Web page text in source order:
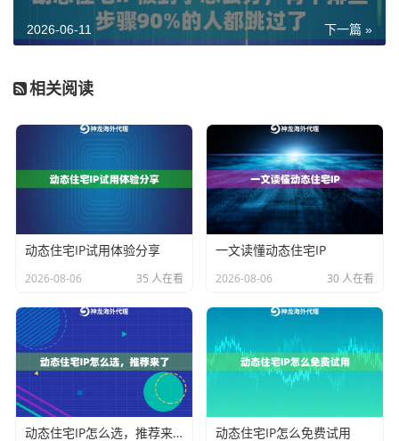
分钟到120分钟之间自定义会话时长。这个“会话时长”就
是控制IP使用频率的核心杠杆。设定得当时，IP的更换会
下面，我们结合具体业务，来看看如何应用这个杠杆。
场景一：数据采集与市场调研
对于持续抓取公开数据（如商品价格、社交媒体趋势）
的业务，关键在于模拟人类浏览节奏。不建议使用固定I
P长时间高频率请求。可以采用“动态长效ISP住宅代理”
此期间内用同一个IP进行有间隔的请求。会话结束后自
动更换新IP，这样既能保持一定时间的连续操作，又能
通过定期更换来维护IP的“清洁度”。对于高并发抓取，神
龙海外动态IP的不限量代理IP套餐提供的专属IP池和超高
带宽，能确保在更换IP的维持高速稳定的数据流。
下一篇 »
2026-06-11
相关阅读
动态住宅IP试用体验分享
2026-08-06 35 人在看
一文读懂动态住宅IP
2026-08-06 30 人在看
动态住宅IP怎么选，推荐来了 动态住宅IP怎么免费试用